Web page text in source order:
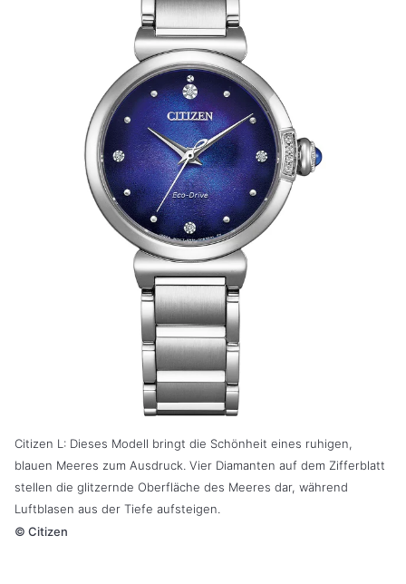
Citizen L: Dieses Modell bringt die Schönheit eines ruhigen,
blauen Meeres zum Ausdruck. Vier Diamanten auf dem Zifferblatt
stellen die glitzernde Oberfläche des Meeres dar, während
Luftblasen aus der Tiefe aufsteigen.
© Citizen